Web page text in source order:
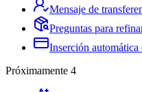
Mensaje de
Preguntas para
Inserción automática
Próximamente 4